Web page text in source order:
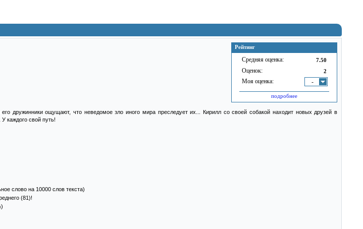
Рейтинг
Средняя оценка: 7.50
Оценок: 2
Моя оценка: -
подробнее
дружинники ощущают, что неведомое зло иного мира преследует их... Кирилл со своей собакой находит новых друзей в
каждого свой путь!
слово на 10000 слов текста)
(81)!